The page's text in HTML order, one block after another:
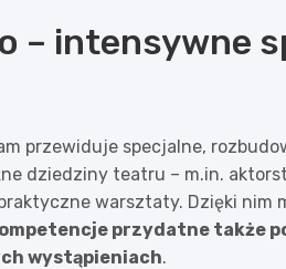
– intensywne
przewiduje specjalne,
dziedziny teatru – m.in.
warsztaty. Dzięki nim
przydatne także
wystąpieniach.